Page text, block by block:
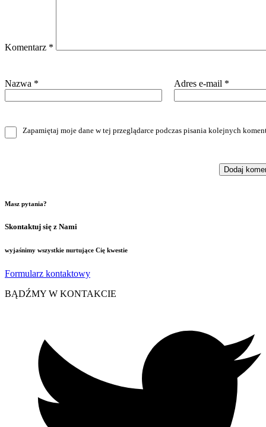
Komentarz *
Nazwa * Adres e-mail *
Zapamiętaj moje dane w tej przeglądarce podczas pisania kolejnych
Masz pytania?
Skontaktuj się z Nami
wyjaśnimy wszystkie nurtujące Cię kwestie
Formularz kontaktowy
BĄDŹMY W KONTAKCIE